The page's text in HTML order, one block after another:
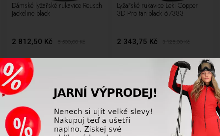
Dámské lyžařské rukavice Reusch
Jackeline black
2 812,50 Kč 5 500,00Kč
Lyžařské rukavice Leki Copper
3D Pro tan-black 67383
2 343,75 Kč 3 125,00Kč
VÝPRODEJ
LETNÍ VÝPRODEJ